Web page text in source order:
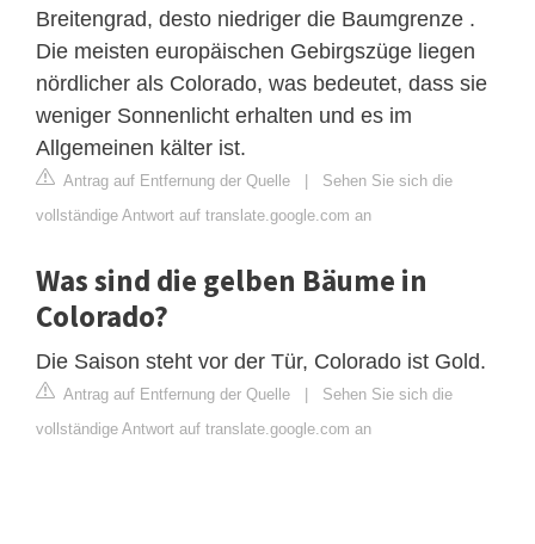
Breitengrad, desto niedriger die Baumgrenze .
Die meisten europäischen Gebirgszüge liegen
nördlicher als Colorado, was bedeutet, dass sie
weniger Sonnenlicht erhalten und es im
Allgemeinen kälter ist.
Antrag auf Entfernung der Quelle | Sehen Sie sich die
vollständige Antwort auf translate.google.com an
Was sind die gelben Bäume in
Colorado?
Die Saison steht vor der Tür, Colorado ist Gold.
Antrag auf Entfernung der Quelle | Sehen Sie sich die
vollständige Antwort auf translate.google.com an